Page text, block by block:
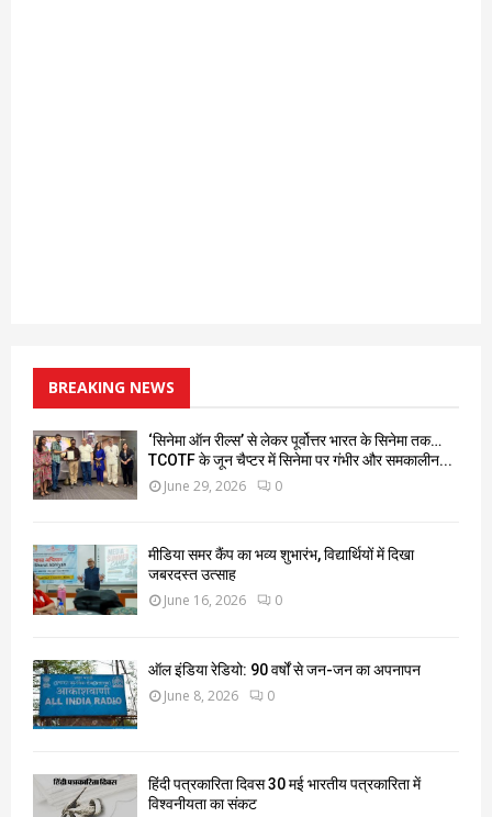
BREAKING NEWS
‘सिनेमा ऑन रील्स’ से लेकर पूर्वोत्तर भारत के सिनेमा तक…
TCOTF के जून चैप्टर में सिनेमा पर गंभीर और समकालीन...
June 29, 2026 0
मीडिया समर कैंप का भव्य शुभारंभ, विद्यार्थियों में दिखा
जबरदस्त उत्साह
June 16, 2026 0
ऑल इंडिया रेडियो: 90 वर्षों से जन-जन का अपनापन
June 8, 2026 0
हिंदी पत्रकारिता दिवस 30 मई भारतीय पत्रकारिता में
विश्वनीयता का संकट